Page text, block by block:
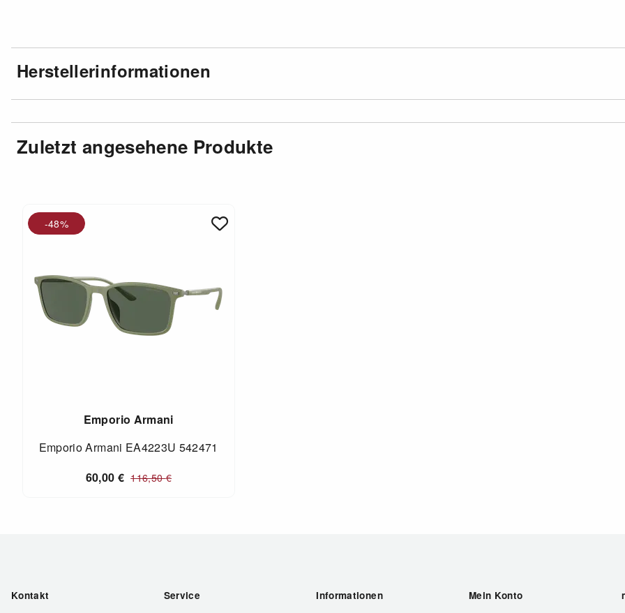
Herstellerinformationen
Zuletzt angesehene Produkte
Emporio Armani
Emporio Armani EA4223U 542471
60,00 € 116,50€
-48%
Kontakt Service Informationen Mein Konto